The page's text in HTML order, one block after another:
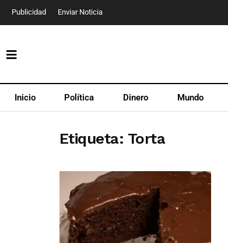
Publicidad Enviar Noticia
Inicio Política Dinero Mundo
Etiqueta: Torta